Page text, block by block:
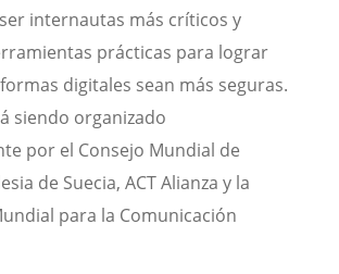
internautas más críticos y
prácticas para lograr
digitales sean más seguras.
siendo organizado
por el Consejo Mundial de
de Suecia, ACT Alianza y la
para la Comunicación